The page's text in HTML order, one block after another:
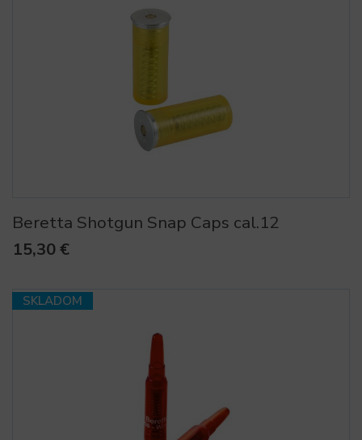
Beretta Shotgun Snap Caps cal.12
15,30 €
SKLADOM